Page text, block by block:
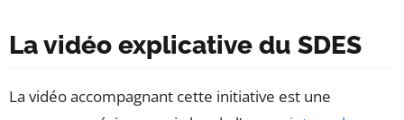
La vidéo explicative du SDES
La vidéo accompagnant cette initiative est une